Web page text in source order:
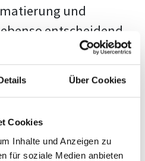
Über Cookies
Cookies
Inhalte und Anzeigen zu
für soziale Medien anbieten
und
entscheidend
Jeder Prüfer hat
und unsere
dass sie dir
Vorlage zeigt,
zu bieten.